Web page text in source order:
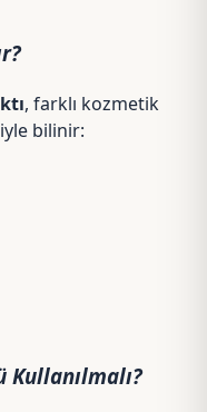
, farklı kozmetik
bilinir:
Kullanılmalı?